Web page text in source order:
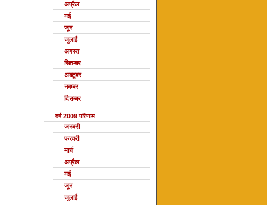
अप्रैल
मई
जून
जुलाई
अगस्त
सितम्बर
अक्टूबर
नवम्बर
दिसम्बर
वर्ष 2009 परिणाम
जनवरी
फरवरी
मार्च
अप्रैल
मई
जून
जुलाई